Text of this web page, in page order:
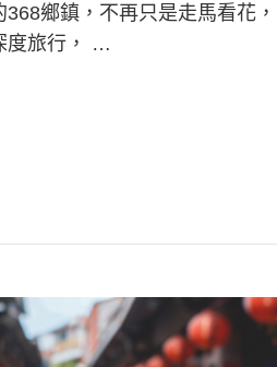
鄉鎮，不再只是走馬看花，
度旅行， …